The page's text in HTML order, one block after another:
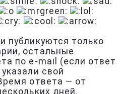
публикуются только
остальные
по e-mail (если ответ
свой
ответа — от
дней.